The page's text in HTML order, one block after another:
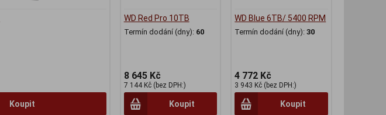
Koupit
WD Red Pro 10TB
Termín dodání (dny): 60
8 645 Kč
7 144 Kč (bez DPH:)
Koupit
WD Blue 6TB/ 5400 RPM
Termín dodání (dny): 30
4 772 Kč
3 943 Kč (bez DPH:)
Koupit